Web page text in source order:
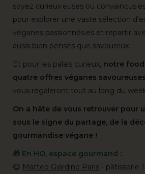
soyez curieux·euses ou
pour explorer une vaste sélection
véganes passionnés·es et repartir
aussi bien pensés que savoureux.
Et pour les palais curieux, notre
quatre offres véganes
vous régaleront tout au long du
On a hâte de vous retrouver pour
sous le signe du partage, de la
gourmandise végane !
🎁 En HO, espace gourmand :
😋 Matteo Giardino Paris - pâtisserie